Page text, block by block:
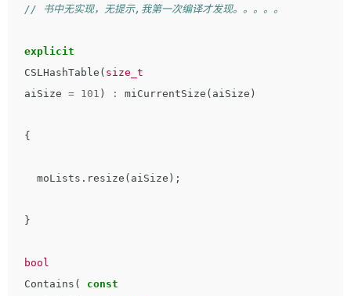
// 书中无实现，无提示,我第一次编译才发现。。。。。
explicit
CSLHashTable ( size_t
aiSize = 101 ) : miCurrentSize ( aiSize )
{
moLists . resize ( aiSize );
}
bool
Contains (
const